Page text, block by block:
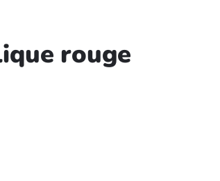
rouge